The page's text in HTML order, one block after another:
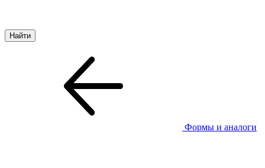
Формы и аналоги